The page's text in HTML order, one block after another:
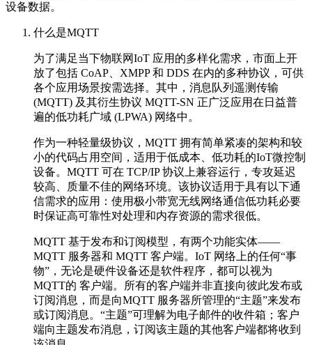
设备数据。
什么是MQTT
为了满足当下物联网IoT 应用的多样化需求，市面上开
放了包括 CoAP、XMPP 和 DDS 在内的多种协议，可供
各个应用场景按需选择。其中，消息队列遥测传输
(MQTT) 及其衍生协议 MQTT-SN 正广泛应用在日益普
遍的低功耗广域 (LPWA) 网络中。
作为一种轻量级协议，MQTT 拥有简单紧凑的架构和较
小的代码占用空间，适用于低成本、低功耗的IoT微控制
设备。MQTT 可在 TCP/IP 协议上兼容运行，专攻延迟
较高、质量不佳的网络环境。该协议适用于具有以下通
信需求的应用：使用极小带宽无线网络通信低功耗必要
时保证高可靠性对处理和内存资源的需求很低。
MQTT 基于发布和订阅模型，有两个功能实体——
MQTT 服务器和 MQTT 客户端。IoT 网络上的任何“事
物”，无论是硬件设备还是软件程序，都可以视为
MQTT的 客户端。所有的客户端并非直接向彼此发布或
订阅消息，而是向MQTT 服务器所管理的“主题”来发布
或订阅消息。“主题”可理解为电子邮件的收件箱；客户
端向主题发布消息，订阅该主题的其他客户端都将收到